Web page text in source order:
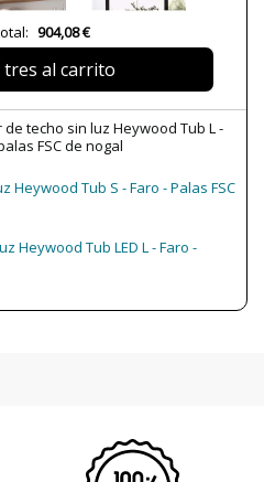
220-240V
4-32W
IP20 (Solo uso interior)
Clase I
904,08 €
tres al carrito
techo sin luz Heywood Tub L -
FSC de nogal
Heywood Tub S - Faro - Palas FSC
Heywood Tub LED L - Faro -